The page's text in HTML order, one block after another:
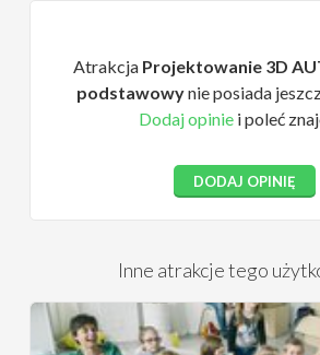
Atrakcja Projektowanie 3D
podstawowynie posiada
Dodaj opiniei poleć
DODAJ OPINIĘ
Inne atrakcje tego